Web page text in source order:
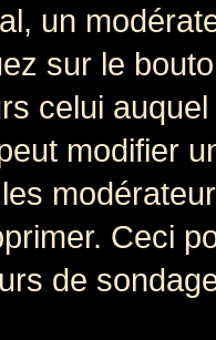
un
sur le
celui
peut modifier
Ceci
de